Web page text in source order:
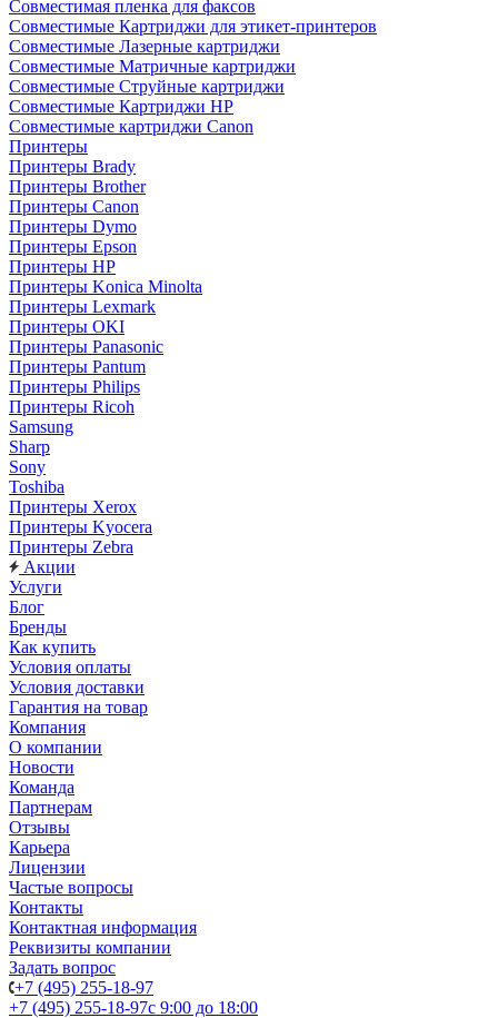
Совместимая пленка для факсов
Совместимые Картриджи для этикет-принтеров
Совместимые Лазерные картриджи
Совместимые Матричные картриджи
Совместимые Струйные картриджи
Совместимые Картриджи HP
Совместимые картриджи Canon
Принтеры
Принтеры Brady
Принтеры Brother
Принтеры Canon
Принтеры Dymo
Принтеры Epson
Принтеры HP
Принтеры Konica Minolta
Принтеры Lexmark
Принтеры OKI
Принтеры Panasonic
Принтеры Pantum
Принтеры Philips
Принтеры Ricoh
Samsung
Sharp
Sony
Toshiba
Принтеры Xerox
Принтеры Kyocera
Принтеры Zebra
Акции
Услуги
Блог
Бренды
Как купить
Условия оплаты
Условия доставки
Гарантия на товар
Компания
О компании
Новости
Команда
Партнерам
Отзывы
Карьера
Лицензии
Частые вопросы
Контакты
Контактная информация
Реквизиты компании
Задать вопрос
+7 (495) 255-18-97
+7 (495) 255-18-97с 9:00 до 18:00